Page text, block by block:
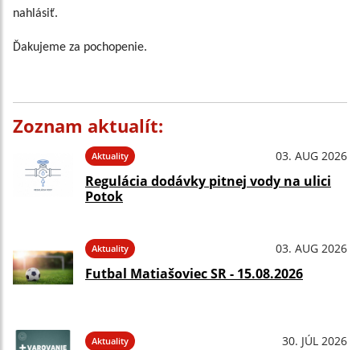
nahlásiť.
Ďakujeme za pochopenie.
Zoznam aktualít:
Aktuality 03. AUG 2026
Regulácia dodávky pitnej vody na ulici
Potok
Aktuality 03. AUG 2026
Futbal Matiašoviec SR - 15.08.2026
Aktuality 30. JÚL 2026